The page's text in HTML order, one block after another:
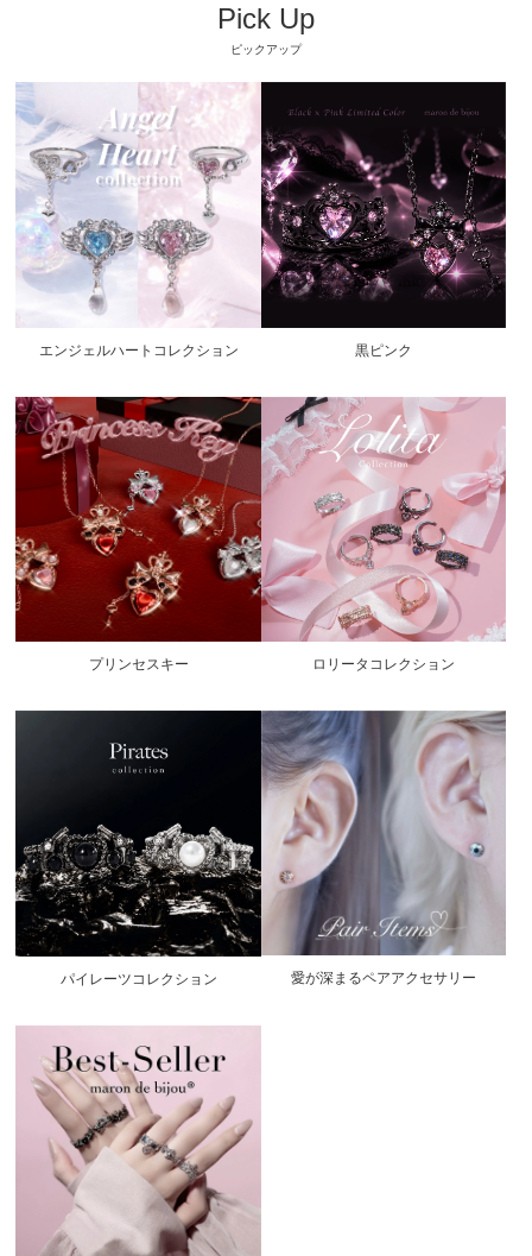
Pick Up
ピックアップ
エンジェルハートコレクション 黒ピンク
プリンセスキー ロリータコレクション
パイレーツコレクション 愛が深まるペアアクセサリー